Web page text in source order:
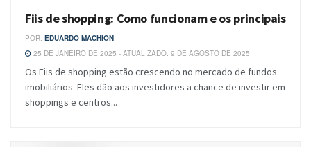
Fiis de shopping: Como funcionam e os principais
POR: EDUARDO MACHION
25 DE JANEIRO DE 2025 - ATUALIZADO: 9 DE AGOSTO DE 2025
Os Fiis de shopping estão crescendo no mercado de fundos
imobiliários. Eles dão aos investidores a chance de investir em
shoppings e centros...